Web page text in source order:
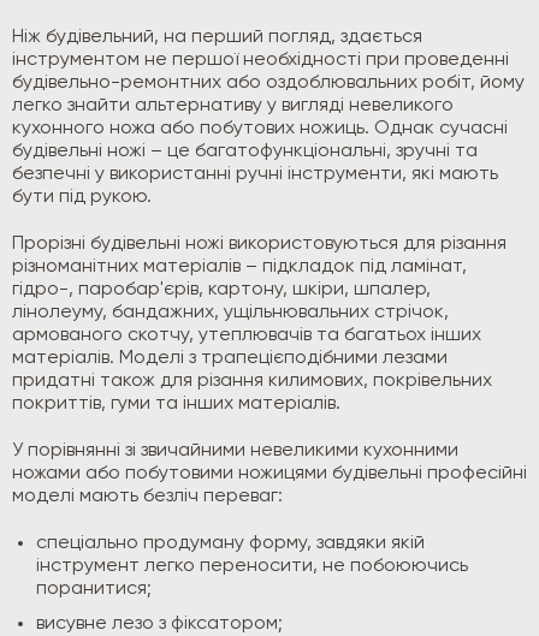
Ніж будівельний, на перший погляд, здається
інструментом не першої необхідності при проведенні
будівельно-ремонтних або оздоблювальних робіт, йому
легко знайти альтернативу у вигляді невеликого
кухонного ножа або побутових ножиць. Однак сучасні
будівельні ножі – це багатофункціональні, зручні та
безпечні у використанні ручні інструменти, які мають
бути під рукою.
Прорізні будівельні ножі використовуються для різання
різноманітних матеріалів – підкладок під ламінат,
гідро-, паробар'єрів, картону, шкіри, шпалер,
лінолеуму, бандажних, ущільнювальних стрічок,
армованого скотчу, утеплювачів та багатьох інших
матеріалів. Моделі з трапецієподібними лезами
придатні також для різання килимових, покрівельних
покриттів, гуми та інших матеріалів.
У порівнянні зі звичайними невеликими кухонними
ножами або побутовими ножицями будівельні професійні
моделі мають безліч переваг:
спеціально продуману форму, завдяки якій
інструмент легко переносити, не побоюючись
поранитися;
висувне лезо з фіксатором;